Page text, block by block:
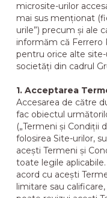
microsite-urilor
mai sus menționat
urile”) precum și ale
informăm că Ferrero
pentru orice alte
societăți din cadrul
1. Acceptarea
Accesarea de către
fac obiectul
(„Termeni și Condiții
folosirea Site-urilor,
acești Termeni și
toate legile
acord cu acești
limitare sau